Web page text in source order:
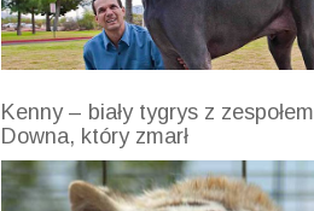
Kenny – biały tygrys z zespołem
Downa, który zmarł